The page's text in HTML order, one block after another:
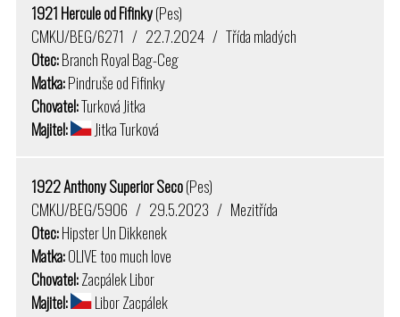
1921 Hercule od Fifinky(Pes)
CMKU/BEG/6271 / 22.7.2024 / Třída mladých
Otec:Branch Royal Bag-Ceg
Matka:Pindruše od Fifinky
Chovatel:Turková Jitka
Majitel:
Jitka Turková
1922 Anthony Superior Seco(Pes)
CMKU/BEG/5906 / 29.5.2023 / Mezitřída
Otec:Hipster Un Dikkenek
Matka:OLIVE too much love
Chovatel:Zacpálek Libor
Majitel:
Libor Zacpálek